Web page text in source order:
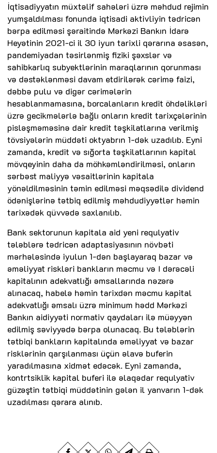
İqtisadiyyatın müxtəlif sahələri üzrə məhdud rejimin
yumşaldılması fonunda iqtisadi aktivliyin tədricən
bərpa edilməsi şəraitində Mərkəzi Bankın İdarə
Heyətinin 2021-ci il 30 iyun tarixli qərarına əsasən,
pandemiyadan təsirlənmiş fiziki şəxslər və
sahibkarlıq subyektlərinin maraqlarının qorunması
və dəstəklənməsi davam etdirilərək cərimə faizi,
dəbbə pulu və digər cərimələrin
hesablanmamasına, borcalanların kredit öhdəlikləri
üzrə gecikmələrlə bağlı onların kredit tarixçələrinin
pisləşməməsinə dair kredit təşkilatlarına verilmiş
tövsiyələrin müddəti oktyabrın 1-dək uzadılıb. Eyni
zamanda, kredit və sığorta təşkilatlarının kapital
mövqeyinin daha da möhkəmləndirilməsi, onların
sərbəst maliyyə vəsaitlərinin kapitala
yönəldilməsinin təmin edilməsi məqsədilə dividend
ödənişlərinə tətbiq edilmiş məhdudiyyətlər həmin
tarixədək qüvvədə saxlanılıb.
Bank sektorunun kapitala aid yeni requlyativ
tələblərə tədricən adaptasiyasının növbəti
mərhələsində iyulun 1-dən başlayaraq bazar və
əməliyyat riskləri bankların məcmu və I dərəcəli
kapitalının adekvatlığı əmsallarında nəzərə
alınacaq, habelə həmin tarixdən məcmu kapital
adekvatlığı əmsalı üzrə minimum hədd Mərkəzi
Bankın aidiyyəti normativ qaydaları ilə müəyyən
edilmiş səviyyədə bərpa olunacaq. Bu tələblərin
tətbiqi bankların kapitalında əməliyyat və bazar
risklərinin qarşılanması üçün əlavə buferin
yaradılmasına xidmət edəcək. Eyni zamanda,
kontrtsiklik kapital buferi ilə əlaqədar requlyativ
güzəştin tətbiqi müddətinin gələn il yanvarın 1-dək
uzadılması qərara alınıb.